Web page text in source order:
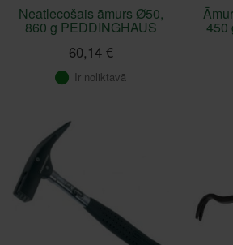
Neatlecošais āmurs Ø50,
860 g PEDDINGHAUS
60,14 €
Ir noliktavā
450